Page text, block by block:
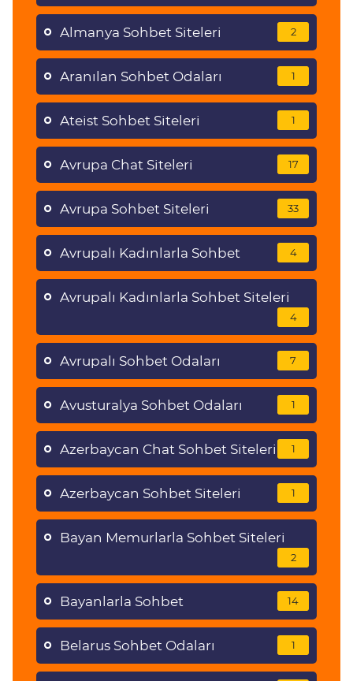
Almanya Sohbet Siteleri 2
Aranılan Sohbet Odaları 1
Ateist Sohbet Siteleri 1
Avrupa Chat Siteleri 17
Avrupa Sohbet Siteleri 33
Avrupalı Kadınlarla Sohbet 4
Avrupalı Kadınlarla Sohbet Siteleri
4
Avrupalı Sohbet Odaları 7
Avusturalya Sohbet Odaları 1
Azerbaycan Chat Sohbet Siteleri 1
Azerbaycan Sohbet Siteleri 1
Bayan Memurlarla Sohbet Siteleri
2
Bayanlarla Sohbet 14
Belarus Sohbet Odaları 1